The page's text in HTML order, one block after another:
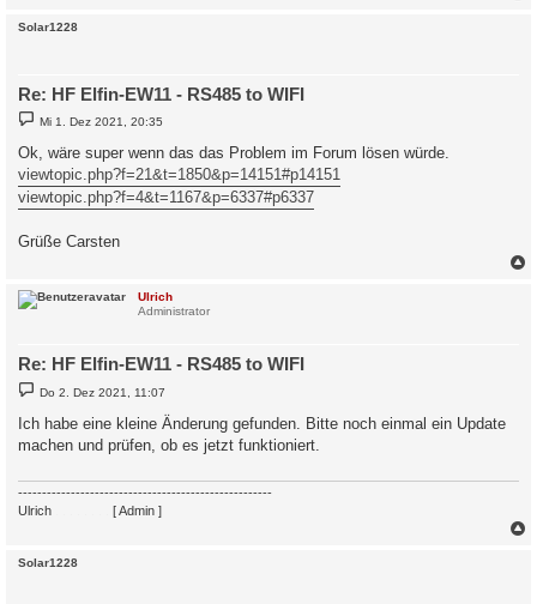
Solar1228
Re: HF Elfin-EW11 - RS485 to WIFI
B
e
t
r
a
g
Mi 1. Dez 2021, 20:35
Ok, wäre super wenn das das Problem im Forum lösen würde.
viewtopic.php?f=21&t=1850&p=14151#p14151
viewtopic.php?f=4&t=1167&p=6337#p6337
Grüße Carsten
Ulrich
Administrator
Re: HF Elfin-EW11 - RS485 to WIFI
B
e
t
r
Do 2. Dez 2021, 11:07
Ich habe eine kleine Änderung gefunden. Bitte noch einmal ein Update
machen und prüfen, ob es jetzt funktioniert.
-----------------------------------------------------
Ulrich
[ Admin ]
Solar1228